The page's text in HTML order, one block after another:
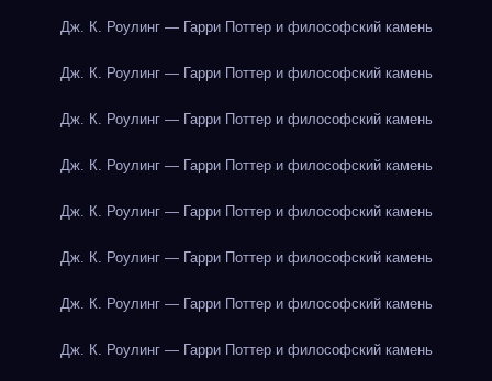
Дж. К. Роулинг — Гарри Поттер и философский камень
Дж. К. Роулинг — Гарри Поттер и философский камень
Дж. К. Роулинг — Гарри Поттер и философский камень
Дж. К. Роулинг — Гарри Поттер и философский камень
Дж. К. Роулинг — Гарри Поттер и философский камень
Дж. К. Роулинг — Гарри Поттер и философский камень
Дж. К. Роулинг — Гарри Поттер и философский камень
Дж. К. Роулинг — Гарри Поттер и философский камень